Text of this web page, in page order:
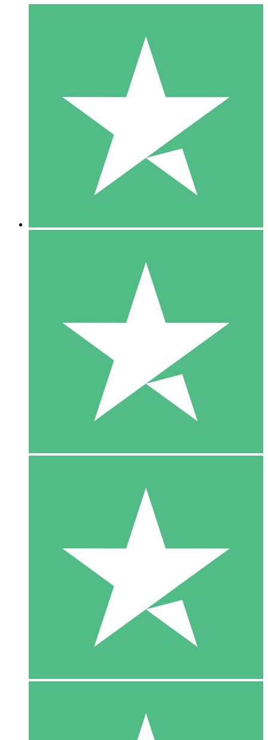
Individuele Creditpakketten
Betaal per gebruik met downloadtegoeden. Geen maandelijkse
1000
10 Downloaden
20 00